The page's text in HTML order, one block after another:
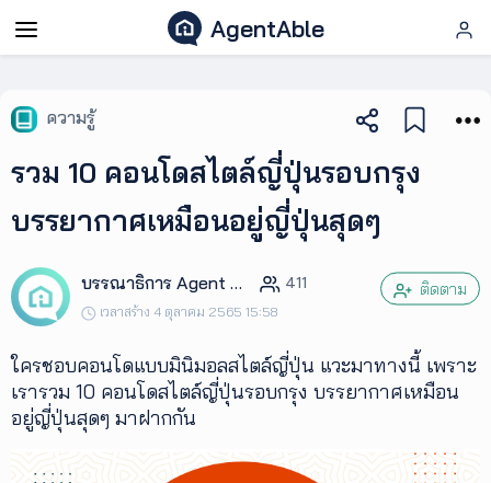
AgentAble
AgentAble
เอเจ
AgentClub
UpSkill
Podcast
ความรู้
รวม 10 คอนโดสไตล์ญี่ปุ่นรอบกรุง
บรรยากาศเหมือนอยู่ญี่ปุ่นสุดๆ
บรรณาธิการ Agent Club 411
เวลาสร้าง 4 ตุลาคม 2565 15:58
ติดตาม
ใครชอบคอนโดแบบมินิมอลสไตล์ญี่ปุ่น แวะมาทางนี้ เพราะ
เรารวม 10 คอนโดสไตล์ญี่ปุ่นรอบกรุง บรรยากาศเหมือน
อยู่ญี่ปุ่นสุดๆ มาฝากกัน